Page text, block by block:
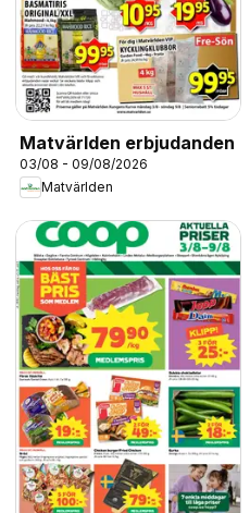
Matvärlden erbjudanden
03/08 - 09/08/2026
Matvärlden